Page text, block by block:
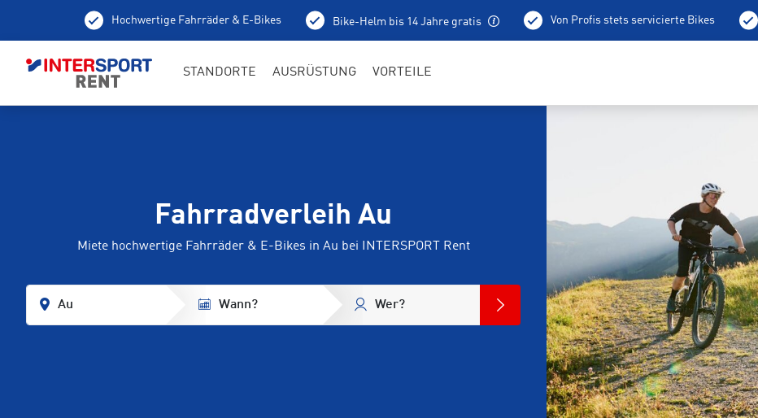
Hochwertige Fahrräder & E-Bikes Bike-Helm bis 14 Jahre gratis Von Profis stets servicierte Bikes
STANDORTE AUSRÜSTUNG VORTEILE
Fahrradverleih Au
Miete hochwertige Fahrräder & E-Bikes in Au bei INTERSPORT Rent
Au Wann? Wer?